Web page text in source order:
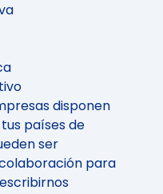
disponen
países de
ser
para